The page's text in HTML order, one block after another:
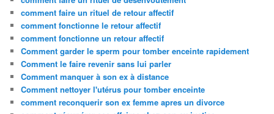
comment faire un rituel de retour affectif
comment fonctionne le retour affectif
comment fonctionne un retour affectif
Comment garder le sperm pour tomber enceinte rapidement
Comment le faire revenir sans lui parler
Comment manquer à son ex à distance
Comment nettoyer l'utérus pour tomber enceinte
comment reconquerir son ex femme apres un divorce